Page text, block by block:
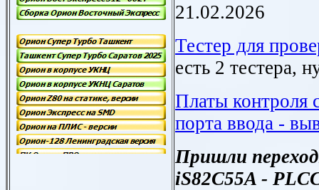
21.02.2026
Тестер для
есть 2 тестера,
Платы контроля
порта ввода -
Пришли
iS82C55A -